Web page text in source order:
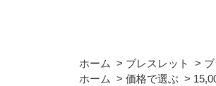
ホーム > ブレスレット >
ホーム > 価格で選ぶ >